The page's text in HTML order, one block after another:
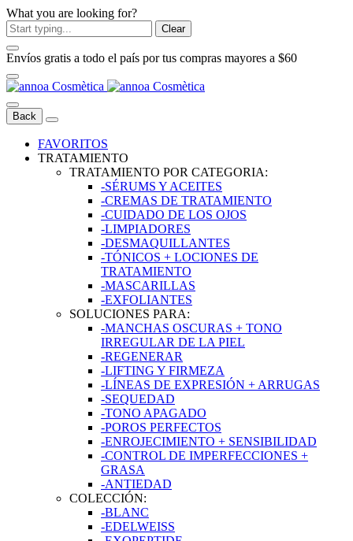
What you are looking for?
Clear
Envíos gratis a todo el país por tus compras mayores a $60
Back
FAVORITOS
TRATAMIENTO
TRATAMIENTO POR CATEGORIA:
-SÉRUMS Y ACEITES
-CREMAS DE TRATAMIENTO
-CUIDADO DE LOS OJOS
-LIMPIADORES
-DESMAQUILLANTES
-TÓNICOS + LOCIONES DE
TRATAMIENTO
-MASCARILLAS
-EXFOLIANTES
SOLUCIONES PARA:
-MANCHAS OSCURAS + TONO
IRREGULAR DE LA PIEL
-REGENERAR
-LIFTING Y FIRMEZA
-LÍNEAS DE EXPRESIÓN + ARRUGAS
-SEQUEDAD
-TONO APAGADO
-POROS PERFECTOS
-ENROJECIMIENTO + SENSIBILIDAD
-CONTROL DE IMPERFECCIONES +
GRASA
-ANTIEDAD
COLECCIÓN:
-BLANC
-EDELWEISS